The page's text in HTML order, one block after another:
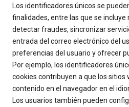
Los identificadores únicos se
finalidades, entre las que se incluye
detectar fraudes, sincronizar
entrada del correo electrónico del
preferencias del usuario y ofrecer
Por ejemplo, los identificadores
cookies contribuyen a que los sitios
contenido en el navegador en el
Los usuarios también pueden